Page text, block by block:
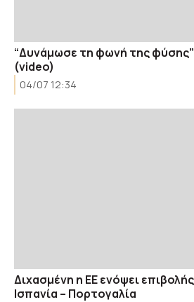
“Δυνάμωσε τη φωνή της φύσης”
(video)
04/07 12:34
Διχασμένη η ΕΕ ενόψει
Ισπανία – Πορτογαλία